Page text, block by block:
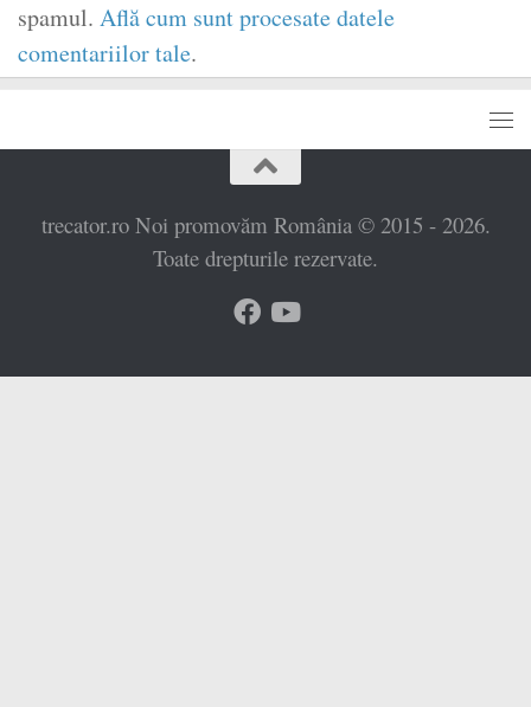
spamul. Află cum sunt procesate datele
comentariilor tale.
trecator.ro Noi promovăm România © 2015 - 2026.
Toate drepturile rezervate.